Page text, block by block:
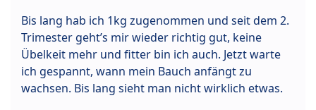
Bis lang hab ich 1kg zugenommen und seit dem 2.
Trimester geht’s mir wieder richtig gut, keine
Übelkeit mehr und fitter bin ich auch. Jetzt warte
ich gespannt, wann mein Bauch anfängt zu
wachsen. Bis lang sieht man nicht wirklich etwas.